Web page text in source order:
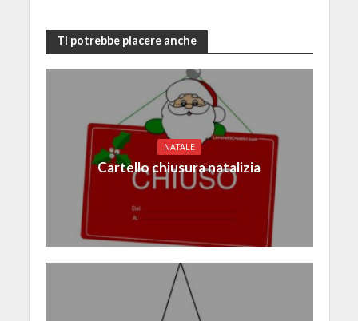
Ti potrebbe piacere anche
NATALE
Cartello chiusura natalizia